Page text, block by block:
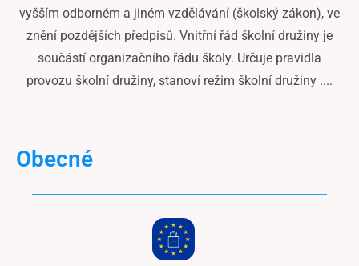
vyšším odborném a jiném vzdělávání (školský zákon), ve
znění pozdějších předpisů. Vnitřní řád školní družiny je
součástí organizačního řádu školy. Určuje pravidla
provozu školní družiny, stanoví režim školní družiny ....
Obecné